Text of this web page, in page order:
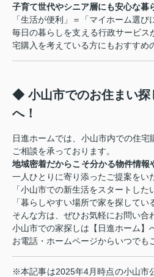
子育て世代やシニア層にも安心な暮
「生活が便利」＝「マイホーム選び
毎日の暮らしを支える行政サービス
宅購入を考えている方にもおすすめ
◆ 小山市でのお住まい探
へ！
日進ホームでは、小山市内での住
ご相談を承っております。
地域密着だからこそ分かる物件情報
一人ひとりに寄り添ったご提案をい
「小山市での新生活をスタートした
「暮らしやすい場所で家を探してい
そんな方は、ぜひお気軽にお問い合
小山市での家探しは【日進ホーム】
お電話・ホームページからいつでも
※本記事は2025年4月時点の小山市